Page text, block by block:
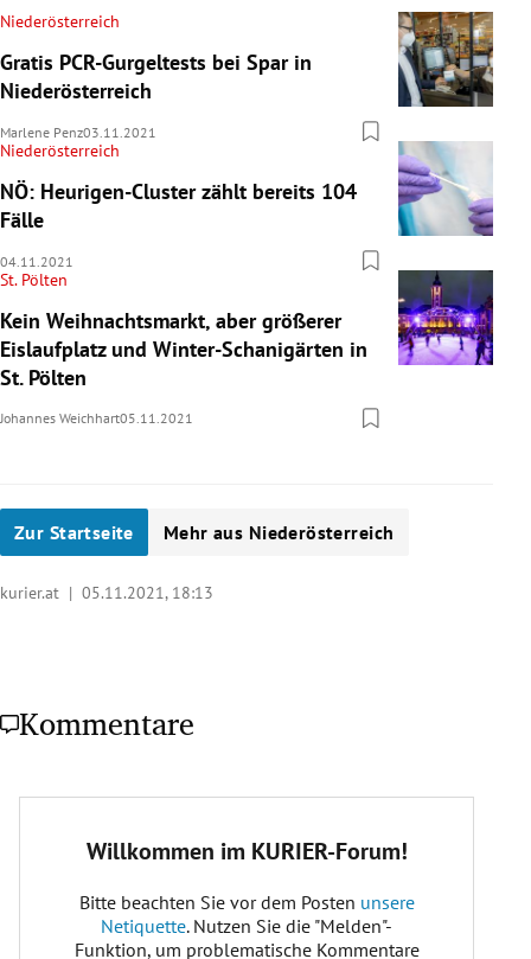
Niederösterreich
Gratis PCR-Gurgeltests bei Spar in
Niederösterreich
Marlene Penz03.11.2021
Niederösterreich
NÖ: Heurigen-Cluster zählt bereits 104
Fälle
04.11.2021
St. Pölten
Kein Weihnachtsmarkt, aber größerer
Eislaufplatz und Winter-Schanigärten in
St. Pölten
Johannes Weichhart05.11.2021
Zur Startseite Mehr aus Niederösterreich
kurier.at | 05.11.2021, 18:13
Kommentare